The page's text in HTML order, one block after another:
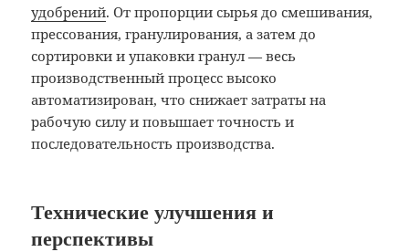
удобрений. От пропорции сырья до смешивания,
прессования, гранулирования, а затем до
сортировки и упаковки гранул — весь
производственный процесс высоко
автоматизирован, что снижает затраты на
рабочую силу и повышает точность и
последовательность производства.
Технические улучшения и
перспективы